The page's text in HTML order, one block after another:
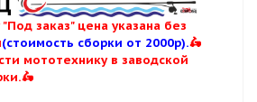
заказ" цена указана без
(стоимость сборки от 2000р).🛵
мототехнику в заводской